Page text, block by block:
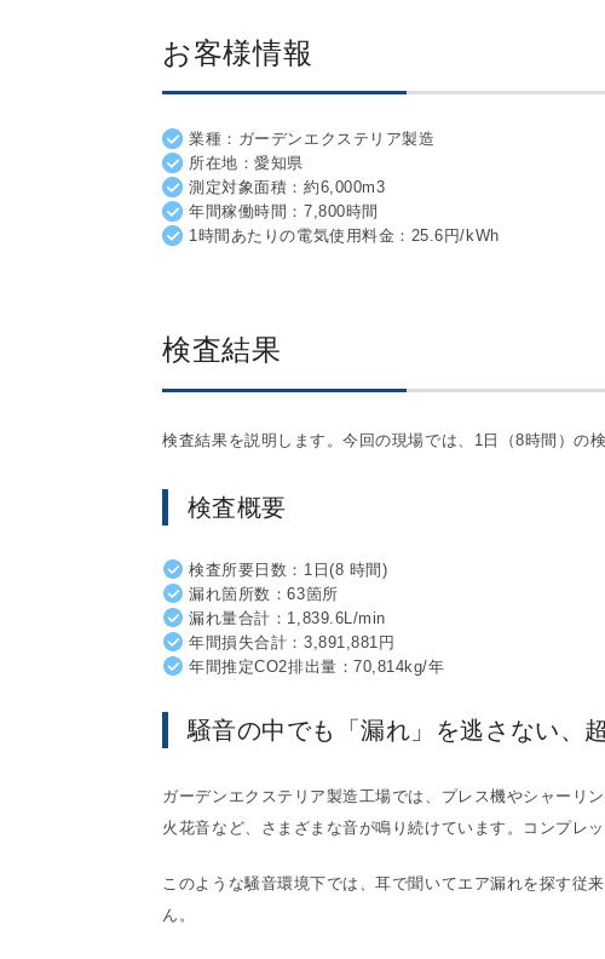
お客様情報
業種：ガーデンエクステリア製造
所在地：愛知県
測定対象面積：約6,000m3
年間稼働時間：7,800時間
1時間あたりの電気使用料金：25.6円/kWh
検査結果
検査結果を説明します。今回の現場では、1日（8時間）の
検査概要
検査所要日数：1日(8 時間)
漏れ箇所数：63箇所
漏れ量合計：1,839.6L/min
年間損失合計：3,891,881円
年間推定CO2排出量：70,814kg/年
騒音の中でも「漏れ」を逃さない、
ガーデンエクステリア製造工場では、プレス機やシャーリ
火花音など、さまざまな音が鳴り続けています。コンプレ
このような騒音環境下では、耳で聞いてエア漏れを探す従
ん。